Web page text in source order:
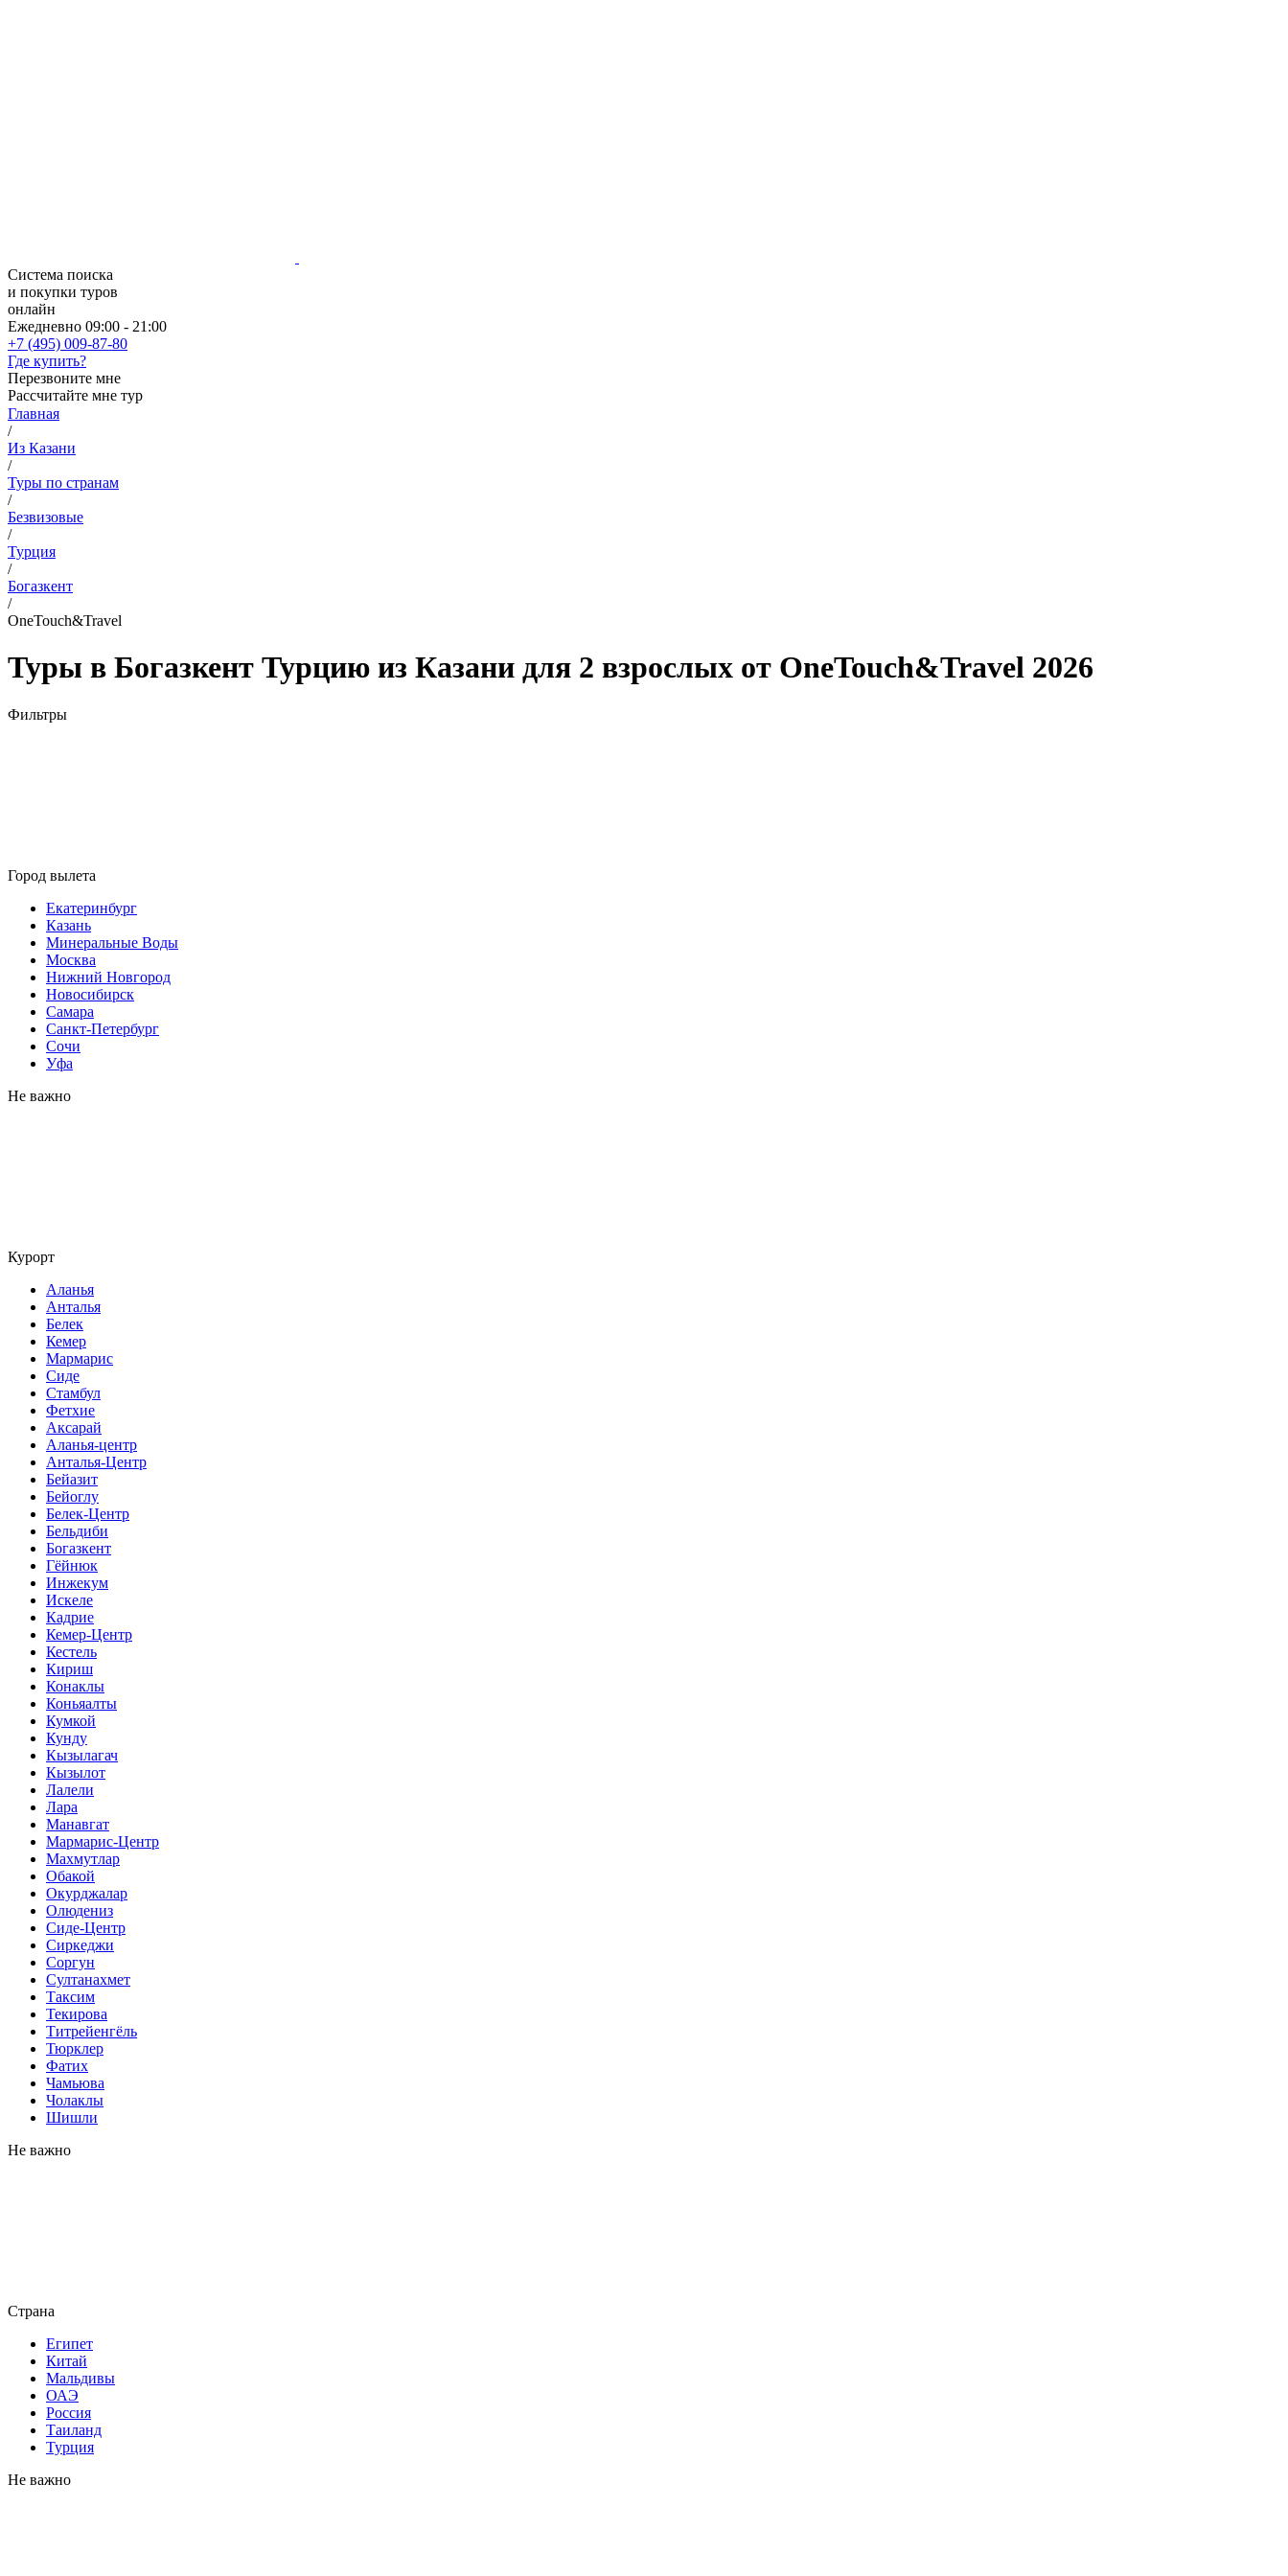
Система поиска
и покупки туров
онлайн
Ежедневно 09:00 - 21:00
+7 (495) 009-87-80
Где купить?
Перезвоните мне
Рассчитайте мне тур
Главная
/
Из Казани
/
Туры по странам
/
Безвизовые
/
Турция
/
Богазкент
/
OneTouch&Travel
Туры в Богазкент Турцию из Казани для 2 взрослых от OneTouch&Travel 2026
Фильтры
Город вылета
Екатеринбург
Казань
Минеральные Воды
Москва
Нижний Новгород
Новосибирск
Самара
Санкт-Петербург
Сочи
Уфа
Не важно
Курорт
Аланья
Анталья
Белек
Кемер
Мармарис
Сиде
Стамбул
Фетхие
Аксарай
Аланья-центр
Анталья-Центр
Бейазит
Бейоглу
Белек-Центр
Бельдиби
Богазкент
Гёйнюк
Инжекум
Искеле
Кадрие
Кемер-Центр
Кестель
Кириш
Конаклы
Коньяалты
Кумкой
Кунду
Кызылагач
Кызылот
Лалели
Лара
Манавгат
Мармарис-Центр
Махмутлар
Обакой
Окурджалар
Олюдениз
Сиде-Центр
Сиркеджи
Соргун
Султанахмет
Таксим
Текирова
Титрейенгёль
Тюрклер
Фатих
Чамьюва
Чолаклы
Шишли
Не важно
Страна
Египет
Китай
Мальдивы
ОАЭ
Россия
Таиланд
Турция
Не важно